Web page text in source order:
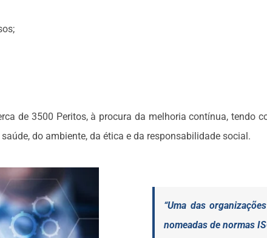
de 3500 Peritos, à procura da melhoria contínua, tendo
do ambiente, da ética e da responsabilidade social.
“Uma das
nomeadas de normas